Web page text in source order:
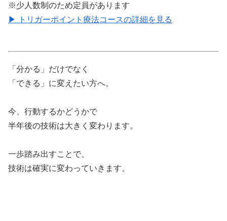
※少人数制のため定員があります
▶ トリガーポイント療法コースの詳細を見る
「分かる」だけでなく
「できる」に変えたい方へ。
今、行動するかどうかで
半年後の技術は大きく変わります。
一歩踏み出すことで、
技術は確実に変わっていきます。